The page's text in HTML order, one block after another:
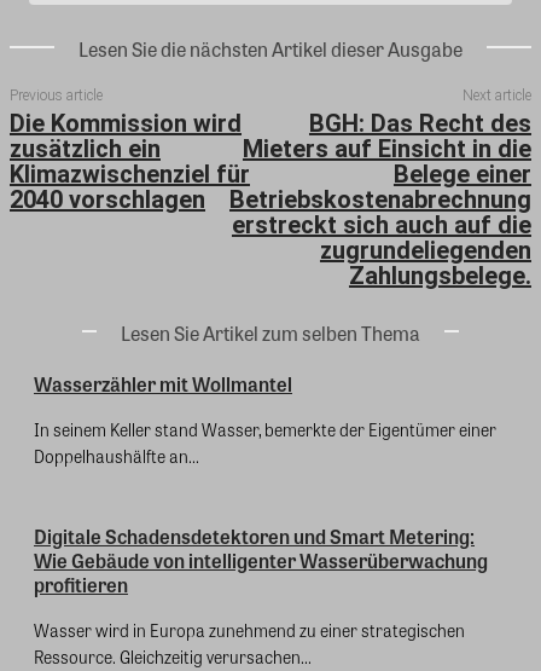
Lesen Sie die nächsten Artikel dieser Ausgabe
Previous article
Die Kommission wird
zusätzlich ein
Klimazwischenziel für
2040 vorschlagen
Next article
BGH: Das Recht des
Mieters auf Einsicht in die
Belege einer
Betriebskostenabrechnung
erstreckt sich auch auf die
zugrundeliegenden
Zahlungsbelege.
Lesen Sie Artikel zum selben Thema
Wasserzähler mit Wollmantel
In seinem Keller stand Wasser, bemerkte der Eigentümer einer
Doppelhaushälfte an...
Digitale Schadensdetektoren und Smart Metering:
Wie Gebäude von intelligenter Wasserüberwachung
profitieren
Wasser wird in Europa zunehmend zu einer strategischen
Ressource. Gleichzeitig verursachen...